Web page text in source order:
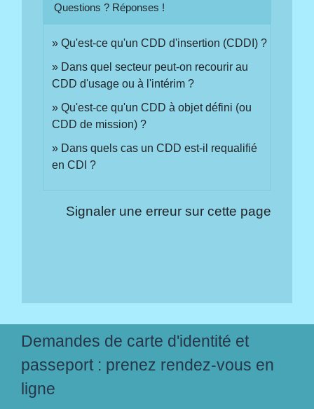
Questions ? Réponses !
Qu'est-ce qu'un CDD d'insertion (CDDI) ?
Dans quel secteur peut-on recourir au
CDD d'usage ou à l'intérim ?
Qu'est-ce qu'un CDD à objet défini (ou
CDD de mission) ?
Dans quels cas un CDD est-il requalifié
en CDI ?
Signaler une erreur sur cette page
Demandes de carte d'identité et
passeport : prenez rendez-vous en
ligne